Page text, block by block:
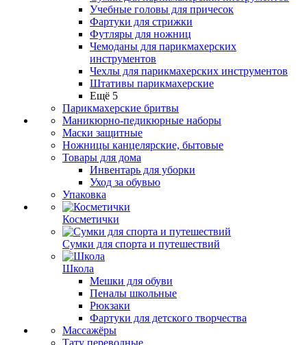
Учебные головы для причесок
Фартуки для стрижки
Футляры для ножниц
Чемоданы для парикмахерских
инструментов
Чехлы для парикмахерских инструментов
Штативы парикмахерские
Ещё 5
Парикмахерские бритвы
Маникюрно-педикюрные наборы
Маски защитные
Ножницы канцелярские, бытовые
Товары для дома
Инвентарь для уборки
Уход за обувью
Упаковка
Косметички
Сумки для спорта и путешествий
Школа
Мешки для обуви
Пеналы школьные
Рюкзаки
Фартуки для детского творчества
Массажёры
Тату переводные